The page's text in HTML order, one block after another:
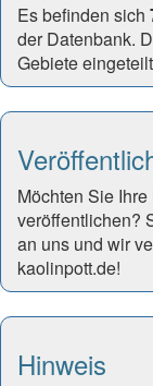
Es befinden sich
der Datenbank.
Gebiete
Möchten Sie
veröffentlichen?
an uns und wir
kaolinpott.de!
Hinweis